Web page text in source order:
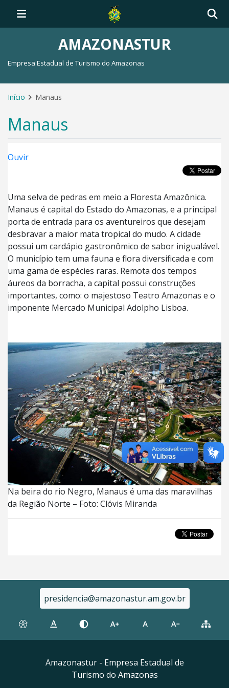
AMAZONASTUR
Empresa Estadual de Turismo do Amazonas
Início Manaus
Manaus
Ouvir
Uma selva de pedras em meio a Floresta Amazônica.
Manaus é capital do Estado do Amazonas, e a principal
porta de entrada para os aventureiros que desejam
desbravar a maior mata tropical do mudo. A cidade
possui um cardápio gastronômico de sabor inigualável.
O município tem uma fauna e flora diversificada e com
uma gama de espécies raras. Remota dos tempos
áureos da borracha, a capital possui construções
importantes, como: o majestoso Teatro Amazonas e o
imponente Mercado Municipal Adolpho Lisboa.
Na beira do rio Negro, Manaus é uma das maravilhas
da Região Norte – Foto: Clóvis Miranda
presidencia@amazonastur.am.gov.br
Amazonastur - Empresa Estadual de
Turismo do Amazonas